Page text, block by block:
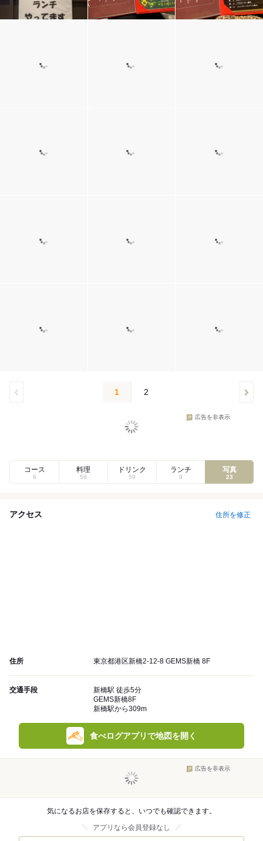
1 2
広告を非表示
コース
8
料理
58
ドリンク
59
ランチ
9
写真
23
アクセス 住所を修正
住所 東京都港区新橋2-12-8 GEMS新橋 8F
交通手段
新橋駅 徒歩5分
GEMS新橋8F
新橋駅から309m
食べログアプリで地図を開く
広告を非表示
気になるお店を保存すると、いつでも確認できます。
アプリなら会員登録なし